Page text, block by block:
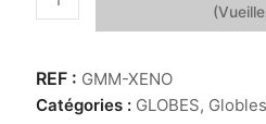
de
MM
-
GMM-XENO
Catégories : GLOBES,